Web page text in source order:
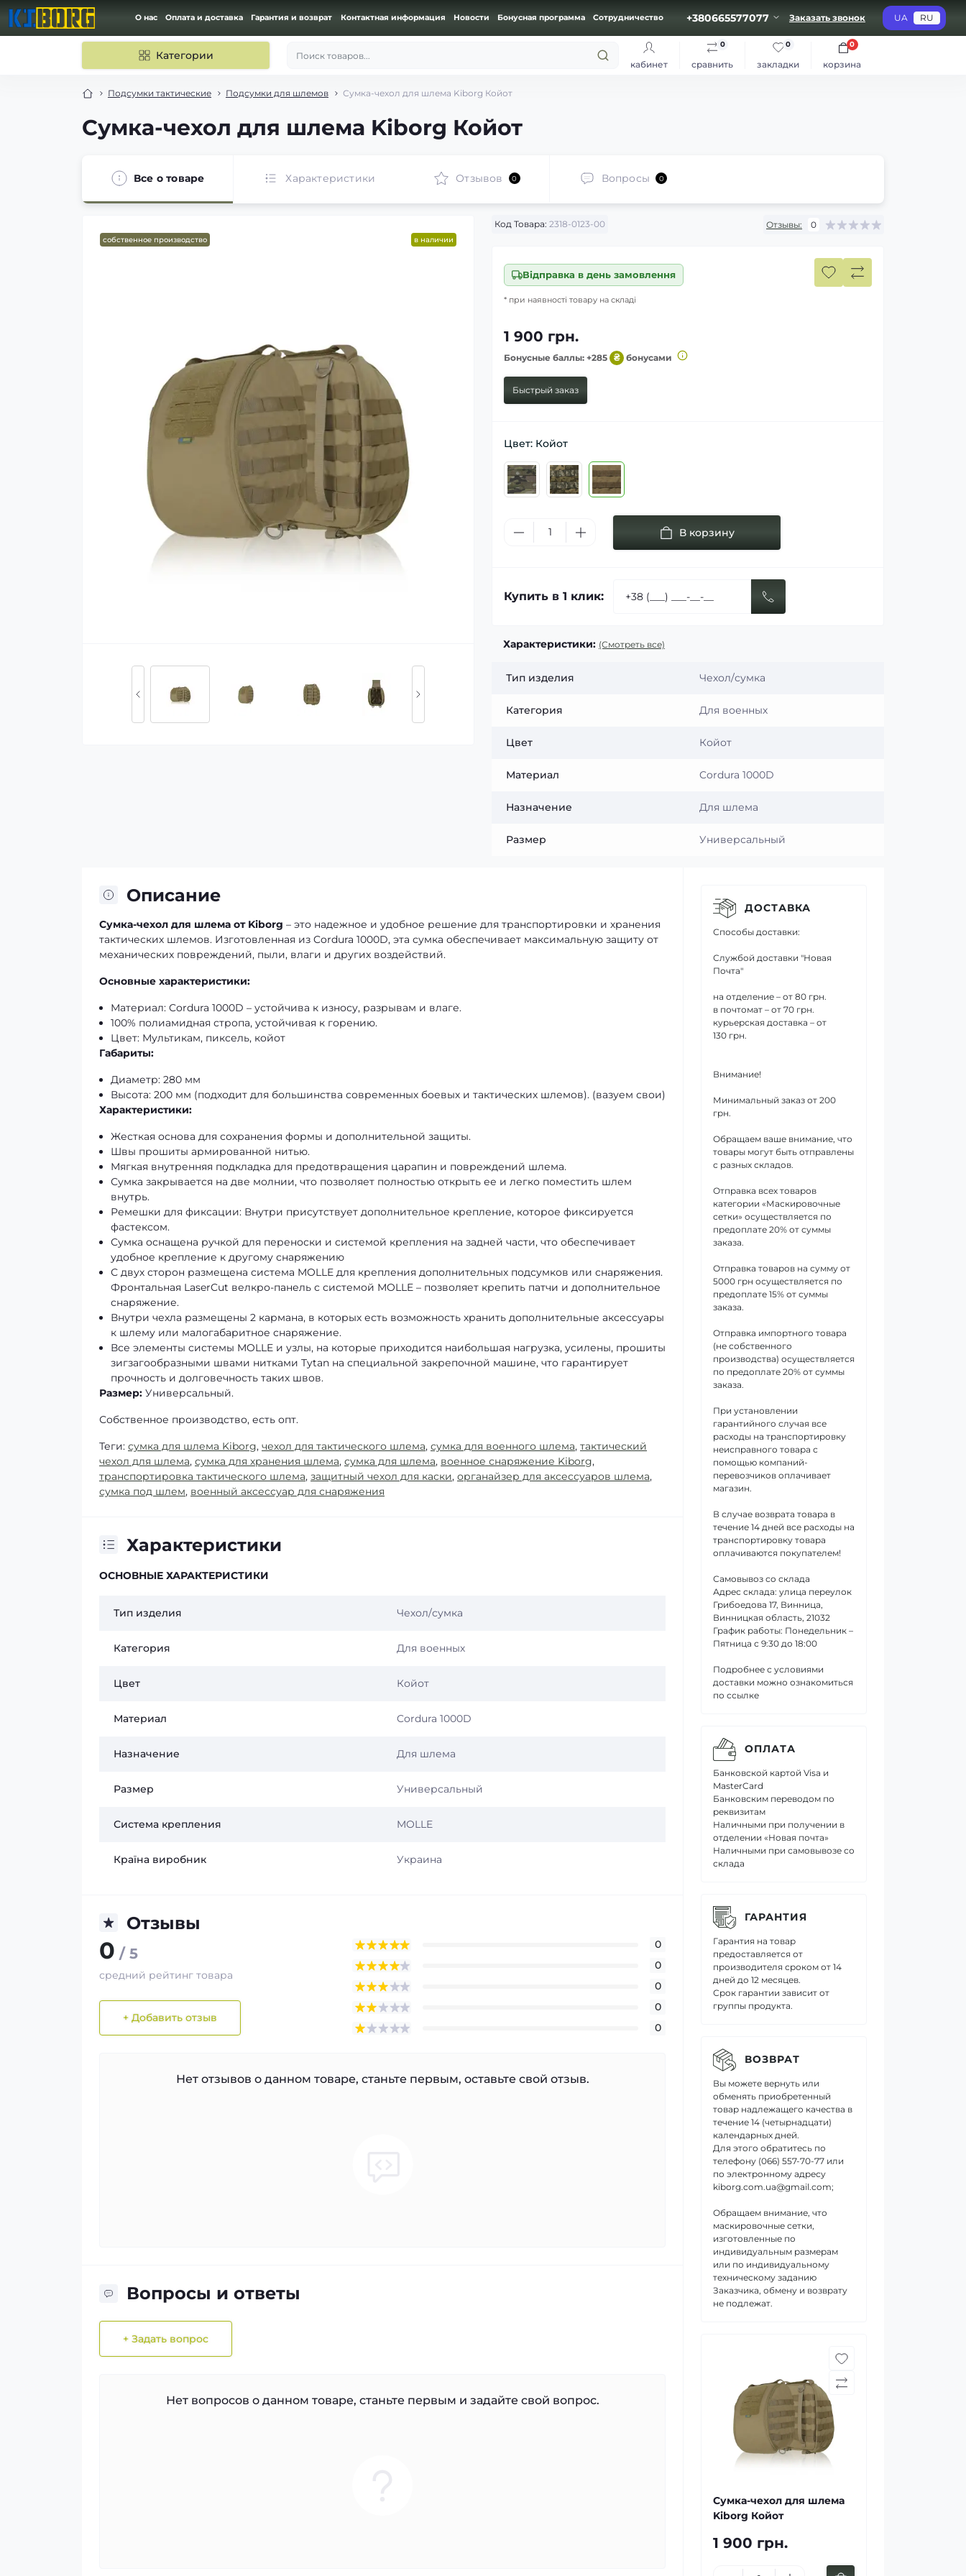
О нас Оплата и доставка Гарантия и возврат Контактная информация Новости Бонусная программа Сотрудничество +380665577077 Заказать звонок UA RU
Категории
Поиск товаров...
кабинет
сравнить
0
закладки
0
корзина
0
Подсумки тактические Подсумки для шлемов Сумка-чехол для шлема Kiborg Койот
Сумка-чехол для шлема Kiborg Койот
Все о товаре Характеристики Отзывов 0 Вопросы 0
собственное производство в наличии
Код Товара: 2318-0123-00 Отзывы: 0
Відправка в день замовлення
* при наявності товару на складі
1 900 грн.
Бонусные баллы: +285 ₴ бонусами
Быстрый заказ
Цвет: Койот
В корзину
Купить в 1 клик:
Характеристики: (Смотреть все)
Тип изделия Чехол/сумка
Категория Для военных
Цвет Койот
Материал Cordura 1000D
Назначение Для шлема
Размер Универсальный
Описание
Сумка-чехол для шлема от Kiborg – это надежное и удобное решение для транспортировки и хранения
тактических шлемов. Изготовленная из Cordura 1000D, эта сумка обеспечивает максимальную защиту от
механических повреждений, пыли, влаги и других воздействий.
Основные характеристики:
Материал: Cordura 1000D – устойчива к износу, разрывам и влаге.
100% полиамидная стропа, устойчивая к горению.
Цвет: Мультикам, пиксель, койот
Габариты:
Диаметр: 280 мм
Высота: 200 мм (подходит для большинства современных боевых и тактических шлемов). (вазуем свои)
Характеристики:
Жесткая основа для сохранения формы и дополнительной защиты.
Швы прошиты армированной нитью.
Мягкая внутренняя подкладка для предотвращения царапин и повреждений шлема.
Сумка закрывается на две молнии, что позволяет полностью открыть ее и легко поместить шлем
внутрь.
Ремешки для фиксации: Внутри присутствует дополнительное крепление, которое фиксируется
фастексом.
Сумка оснащена ручкой для переноски и системой крепления на задней части, что обеспечивает
удобное крепление к другому снаряжению
С двух сторон размещена система MOLLE для крепления дополнительных подсумков или снаряжения.
Фронтальная LaserCut велкро-панель с системой MOLLE – позволяет крепить патчи и дополнительное
снаряжение.
Внутри чехла размещены 2 кармана, в которых есть возможность хранить дополнительные аксессуары
к шлему или малогабаритное снаряжение.
Все элементы системы MOLLE и узлы, на которые приходится наибольшая нагрузка, усилены, прошиты
зигзагообразными швами нитками Tytan на специальной закрепочной машине, что гарантирует
прочность и долговечность таких швов.
Размер: Универсальный.
Собственное производство, есть опт.
Теги: сумка для шлема Kiborg, чехол для тактического шлема, сумка для военного шлема, тактический
чехол для шлема, сумка для хранения шлема, сумка для шлема, военное снаряжение Kiborg,
транспортировка тактического шлема, защитный чехол для каски, органайзер для аксессуаров шлема,
сумка под шлем, военный аксессуар для снаряжения
Характеристики
ОСНОВНЫЕ ХАРАКТЕРИСТИКИ
Тип изделия Чехол/сумка
Категория Для военных
Цвет Койот
Материал Cordura 1000D
Назначение Для шлема
Размер Универсальный
Система крепления MOLLE
Країна виробник Украина
Отзывы
0 / 5
средний рейтинг товара
+ Добавить отзыв
0
0
0
0
0
Нет отзывов о данном товаре, станьте первым, оставьте свой отзыв.
Вопросы и ответы
+ Задать вопрос
Нет вопросов о данном товаре, станьте первым и задайте свой вопрос.
ДОСТАВКА
Способы доставки:
Службой доставки "Новая
Почта"
на отделение – от 80 грн.
в почтомат – от 70 грн.
курьерская доставка – от
130 грн.
Внимание!
Минимальный заказ от 200
грн.
Обращаем ваше внимание, что
товары могут быть отправлены
с разных складов.
Отправка всех товаров
категории «Маскировочные
сетки» осуществляется по
предоплате 20% от суммы
заказа.
Отправка товаров на сумму от
5000 грн осуществляется по
предоплате 15% от суммы
заказа.
Отправка импортного товара
(не собственного
производства) осуществляется
по предоплате 20% от суммы
заказа.
При установлении
гарантийного случая все
расходы на транспортировку
неисправного товара с
помощью компаний-
перевозчиков оплачивает
магазин.
В случае возврата товара в
течение 14 дней все расходы на
транспортировку товара
оплачиваются покупателем!
Самовывоз со склада
Адрес склада: улица переулок
Грибоедова 17, Винница,
Винницкая область, 21032
График работы: Понедельник –
Пятница с 9:30 до 18:00
Подробнее с условиями
доставки можно ознакомиться
по ссылке
ОПЛАТА
Банковской картой Visa и
MasterCard
Банковским переводом по
реквизитам
Наличными при получении в
отделении «Новая почта»
Наличными при самовывозе со
склада
ГАРАНТИЯ
Гарантия на товар
предоставляется от
производителя сроком от 14
дней до 12 месяцев.
Срок гарантии зависит от
группы продукта.
ВОЗВРАТ
Вы можете вернуть или
обменять приобретенный
товар надлежащего качества в
течение 14 (четырнадцати)
календарных дней.
Для этого обратитесь по
телефону (066) 557-70-77 или
по электронному адресу
kiborg.com.ua@gmail.com;
Обращаем внимание, что
маскировочные сетки,
изготовленные по
индивидуальным размерам
или по индивидуальному
техническому заданию
Заказчика, обмену и возврату
не подлежат.
Сумка-чехол для шлема
Kiborg Койот
1 900 грн.